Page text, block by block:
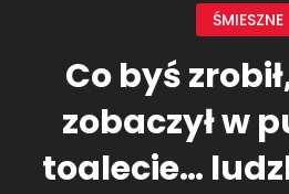
ŚMIESZNE
Co byś
zobaczył w
toalecie…